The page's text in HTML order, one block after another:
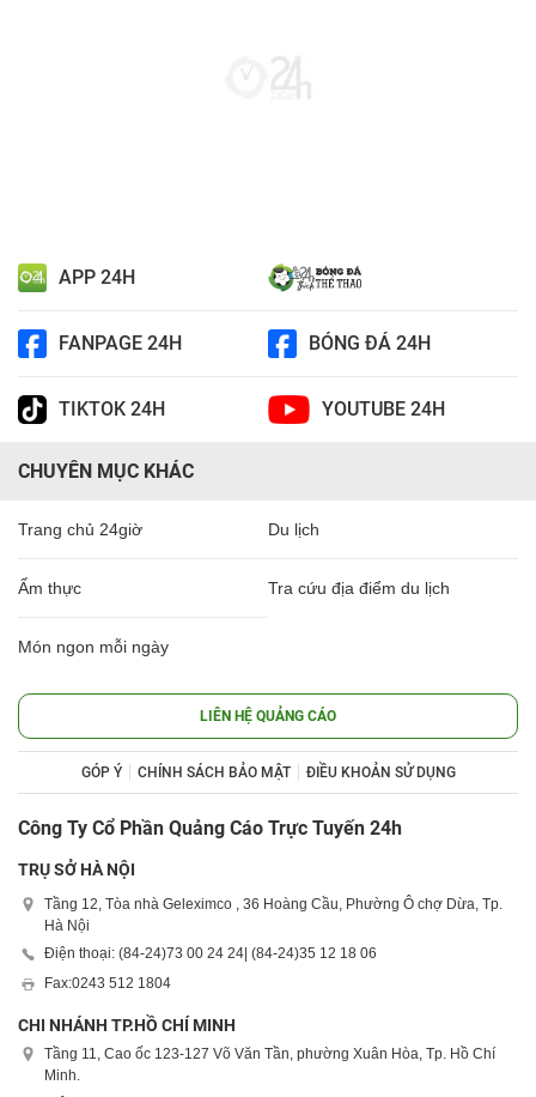
APP 24H
FANPAGE 24H BÓNG ĐÁ 24H
TIKTOK 24H YOUTUBE 24H
CHUYÊN MỤC KHÁC
Trang chủ 24giờ Du lịch
Ẩm thực Tra cứu địa điểm du lịch
Món ngon mỗi ngày
LIÊN HỆ QUẢNG CÁO
GÓP Ý CHÍNH SÁCH BẢO MẬT ĐIỀU KHOẢN SỬ DỤNG
Công Ty Cổ Phần Quảng Cáo Trực Tuyến 24h
TRỤ SỞ HÀ NỘI
Tầng 12, Tòa nhà Geleximco , 36 Hoàng Cầu, Phường Ô chợ Dừa, Tp.
Hà Nội
Điện thoại: (84-24)73 00 24 24| (84-24)35 12 18 06
Fax:0243 512 1804
CHI NHÁNH TP.HỒ CHÍ MINH
Tầng 11, Cao ốc 123-127 Võ Văn Tần, phường Xuân Hòa, Tp. Hồ Chí
Minh.